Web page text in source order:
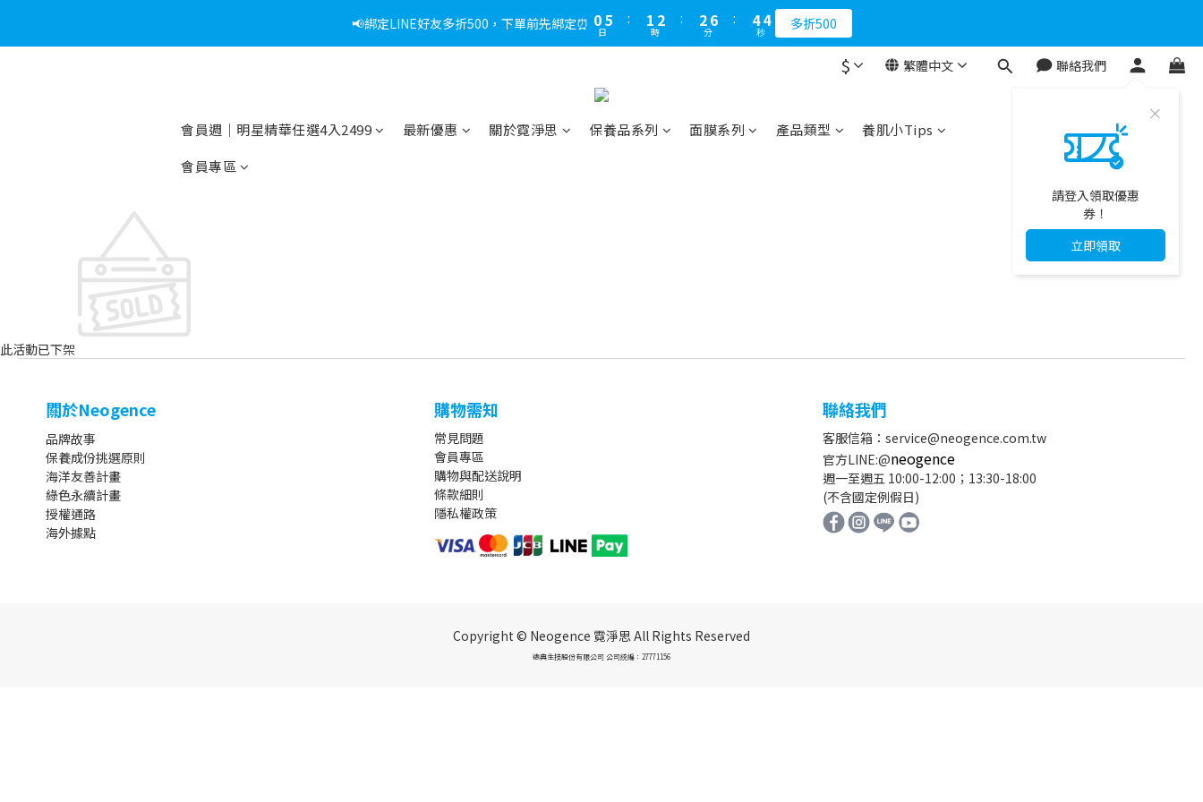
📢綁定LINE好友多折500，下單前先綁定⏰ 05
4
1
0
日
:
1
0
2
1
時
:
2
1
6
5
1
0
分
:
4
3
3
2
秒 多折500
$ 繁體中文 聯絡我們
請登入領取優惠
券！
立即領取
會員週｜明星精華任選4入2499 最新優惠 關於霓淨思 保養品系列 面膜系列 產品類型
養肌小Tips
會員專區
此活動已下架
關於Neogence
品牌故事
保養成份挑選原則
海洋友善計畫
綠色永續計畫
授權通路
海外據點
購物需知
常見問題
會員專區
購物與配送說明
條款細則
隱私權政策
聯絡我們
客服信箱：service@neogence.com.tw
官方LINE:@neogence
週一至週五 10:00-12:00；13:30-18:00
(不含國定例假日)
Copyright © Neogence 霓淨思 All Rights Reserved
德典生技股份有限公司 公司統編：27771156